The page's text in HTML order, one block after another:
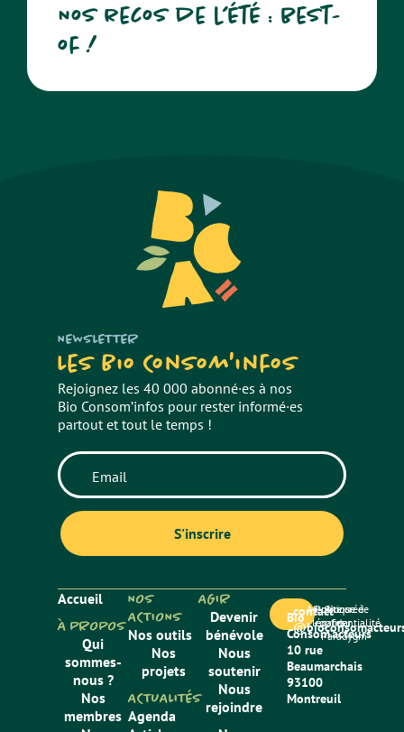
Nos recos de l’été : best-
of !
NEWSLETTER
Les Bio Consom'infos
Rejoignez les 40 000 abonné·es à nos
Bio Consom’infos pour rester informé·es
partout et tout le temps !
Accueil
À PROPOS
Qui
sommes-
nous ?
Nos
membres
NOS
ACTIONS
Nos outils
Nos
projets
ACTUALITÉS
Agenda
AGIR
Devenir
bénévole
Nous
soutenir
Nous
rejoindre
Bio
Consom’acteurs
10 rue
Beaumarchais
93100
Montreuil
contact
Mentions
légales
Politique de
confidentialité
Site créé
par
Paradygm